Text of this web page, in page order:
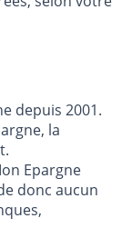
entre
depuis 2001.
la
Epargne
donc aucun